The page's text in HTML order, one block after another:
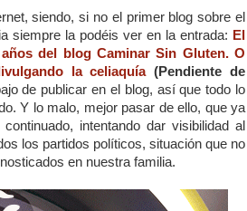
siendo, si no el primer blog sobre el
siempre la podéis ver en la entrada: El
del blog Caminar Sin Gluten. O
la celiaquía(Pendiente de
de publicar en el blog, así que todo lo
Y lo malo, mejor pasar de ello, que ya
intentando dar visibilidad al
los partidos políticos, situación que no
en nuestra familia.